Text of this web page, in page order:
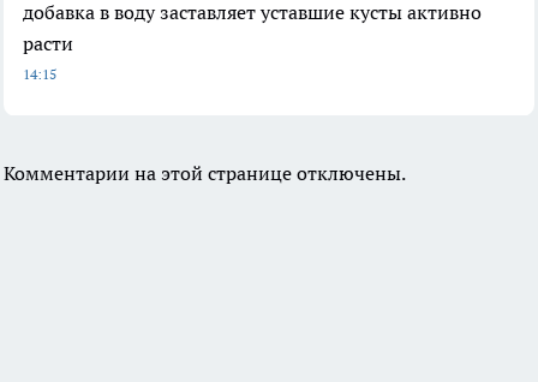
добавка в воду заставляет уставшие кусты активно
расти
14:15
Комментарии на этой странице отключены.